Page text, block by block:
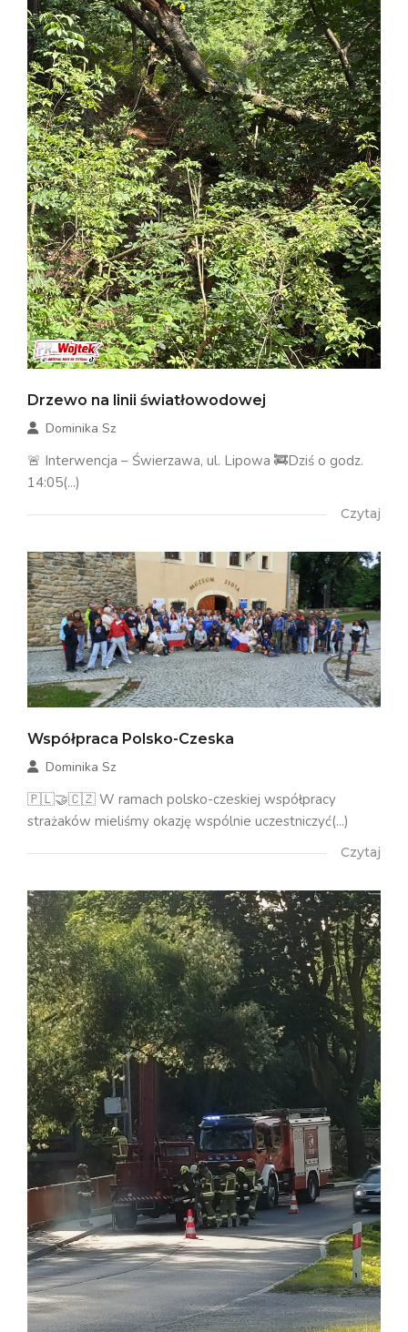
Drzewo na linii światłowodowej
Dominika Sz
🚨 Interwencja – Świerzawa, ul. Lipowa 🚒Dziś o godz.
14:05(...)
Czytaj
Współpraca Polsko-Czeska
Dominika Sz
🇵🇱🤝🇨🇿 W ramach polsko-czeskiej współpracy
strażaków mieliśmy okazję wspólnie uczestniczyć(...)
Czytaj